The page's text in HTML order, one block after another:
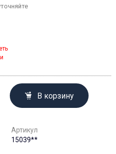
В корзину
Артикул
15039**